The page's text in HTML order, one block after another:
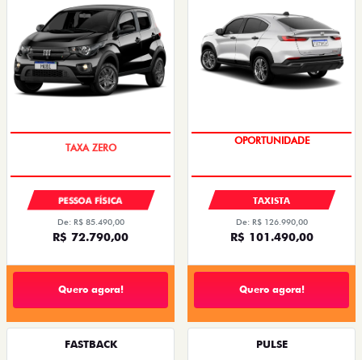
PESSOA FÍSICA
De: R$ 85.490,00
R$ 72.790,00
Quero agora!
OPORTUNIDADE
TAXISTA
De: R$ 126.990,00
R$ 101.490,00
Quero agora!
FASTBACK PULSE